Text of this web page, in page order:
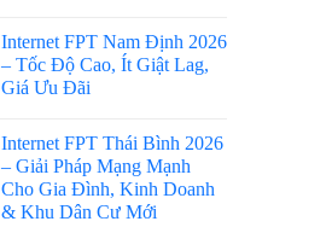
Internet FPT Nam Định 2026
– Tốc Độ Cao, Ít Giật Lag,
Giá Ưu Đãi
Internet FPT Thái Bình 2026
– Giải Pháp Mạng Mạnh
Cho Gia Đình, Kinh Doanh
& Khu Dân Cư Mới